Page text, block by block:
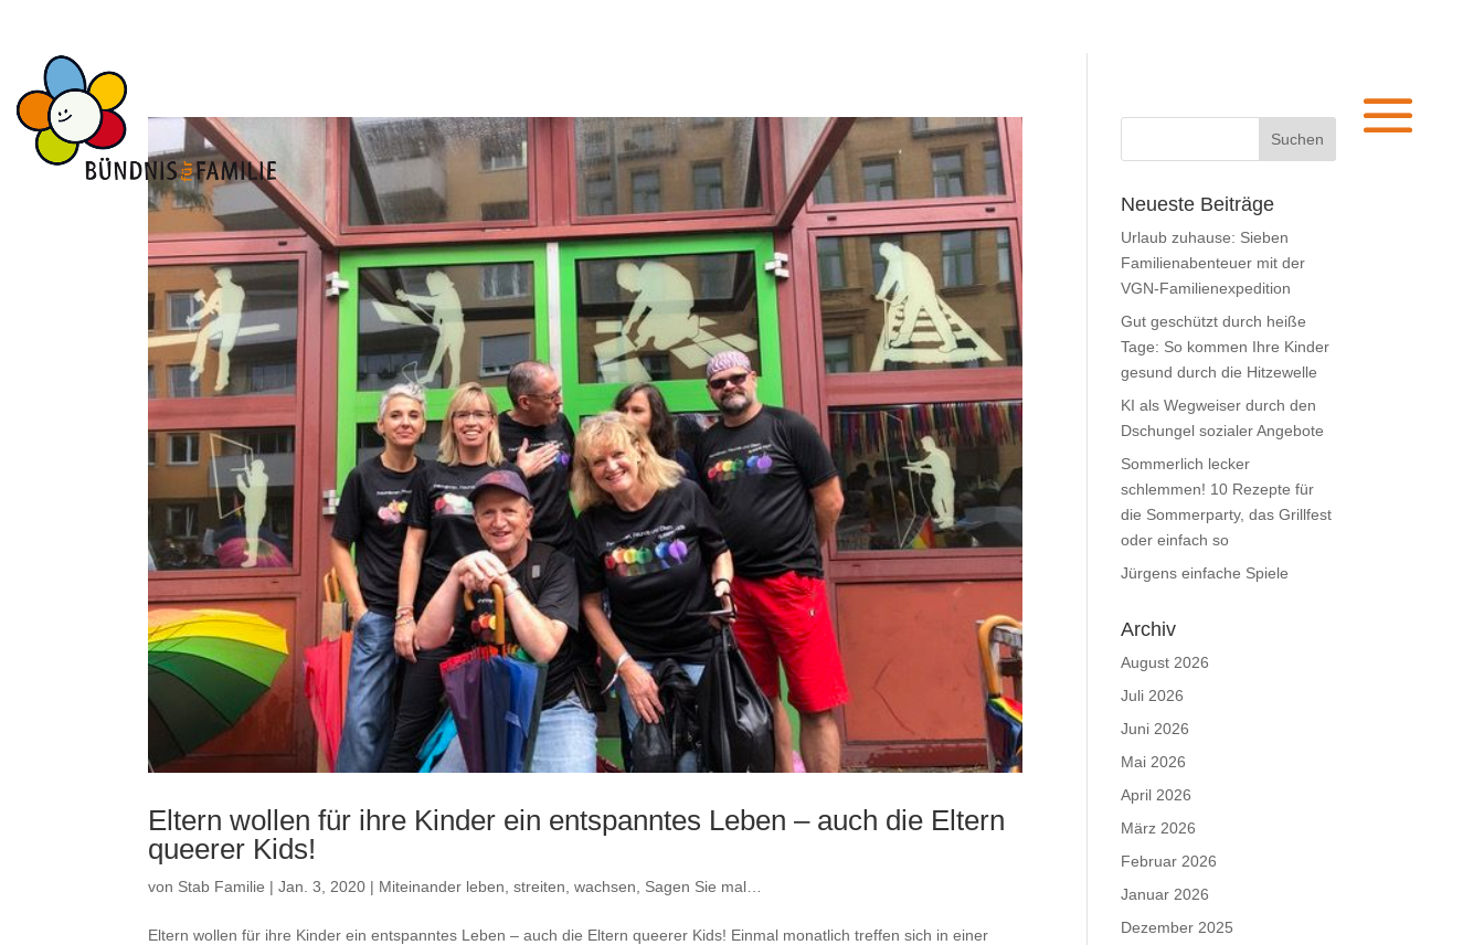
Eltern wollen für ihre Kinder ein entspanntes Leben – auch die Eltern
queerer Kids!
von Stab Familie |Jan. 3, 2020 | Miteinander leben, streiten, wachsen Sagen Sie mal…
Eltern wollen für ihre Kinder ein entspanntes Leben – auch die Eltern queerer Kids! Einmal monatlich treffen sich in einer
Neueste Beiträge
Urlaub zuhause: Sieben
Familienabenteuer mit der
VGN-Familienexpedition
Gut geschützt durch heiße
Tage: So kommen Ihre Kinder
gesund durch die Hitzewelle
KI als Wegweiser durch den
Dschungel sozialer Angebote
Sommerlich lecker
schlemmen! 10 Rezepte für
die Sommerparty, das Grillfest
oder einfach so
Jürgens einfache Spiele
Archiv
August 2026
Juli 2026
Juni 2026
Mai 2026
April 2026
März 2026
Februar 2026
Januar 2026
Dezember 2025